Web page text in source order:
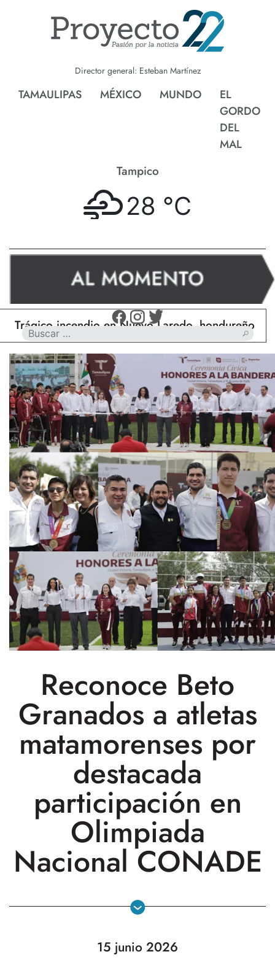
Director general: Esteban Martínez
TAMAULIPAS MÉXICO MUNDO
EL
GORDO
DEL
MAL
Tampico
28 °C
incendio en Nuevo Laredo, hondureño muere
Reconoce Beto
Granados a atletas
matamorenses por
destacada
participación en
Olimpiada
Nacional CONADE
15 junio 2026